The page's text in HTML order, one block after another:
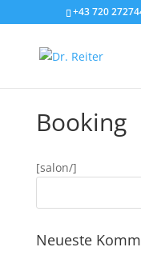
+43 720
Booking
[salon/]
Neueste